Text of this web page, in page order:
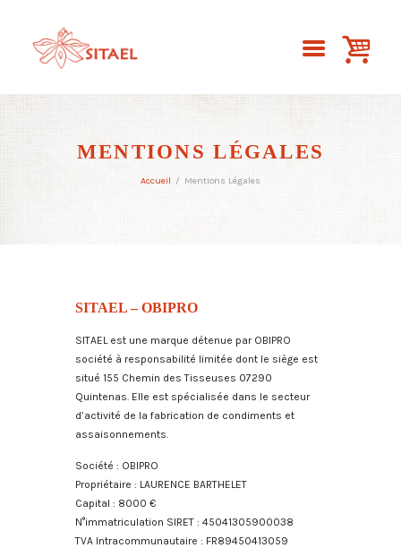
MENTIONS LÉGALES
Accueil Mentions Légales
SITAEL – OBIPRO
SITAEL est une marque détenue par OBIPRO
société à responsabilité limitée dont le siège est
situé 155 Chemin des Tisseuses 07290
Quintenas. Elle est spécialisée dans le secteur
d’activité de la fabrication de condiments et
assaisonnements.
Société : OBIPRO
Propriétaire : LAURENCE BARTHELET
Capital : 8000 €
N°immatriculation SIRET : 45041305900038
TVA Intracommunautaire : FR89450413059